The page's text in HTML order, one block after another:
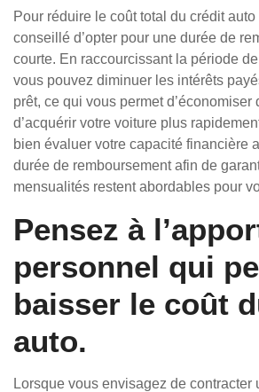
Pour réduire le coût total du crédit
conseillé d’opter pour une durée de
courte. En raccourcissant la période
vous pouvez diminuer les intérêts
prêt, ce qui vous permet d’économiser
d’acquérir votre voiture plus
bien évaluer votre capacité financière
durée de remboursement afin de
mensualités restent abordables pour
Pensez à
personnel qui
baisser le coût
auto.
Lorsque vous envisagez de contracter